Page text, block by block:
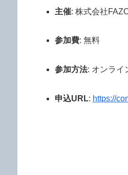
主催: 株式会社
参加費: 無料
参加方法: オンライ
申込URL: https://